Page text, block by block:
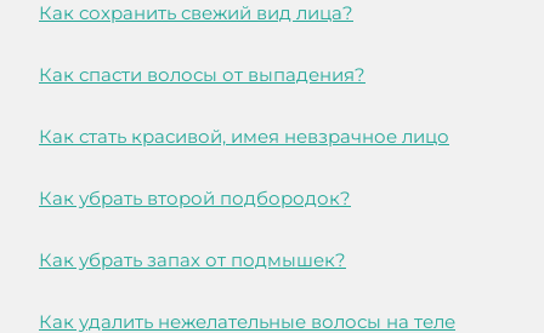
Как сохранить свежий вид лица?
Как спасти волосы от выпадения?
Как стать красивой, имея невзрачное лицо
Как убрать второй подбородок?
Как убрать запах от подмышек?
Как удалить нежелательные волосы на теле